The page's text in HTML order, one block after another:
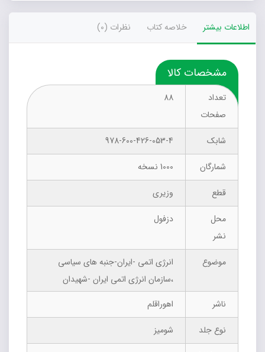
اطلاعات بیشتر خلاصه کتاب نظرات (0)
مشخصات کالا
تعداد
صفحات
88
شابک
978-600-426-053-4
شمارگان
1000 نسخه
قطع
وزیری
محل
نشر
دزفول
موضوع
انرژی اتمی -ایران-جنبه های سیاسی
،سازمان انرژی اتمی ایران -شهیدان
ناشر
اهوراقلم
نوع جلد
شومیز